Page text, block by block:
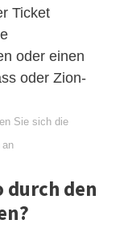
Ticket
oder einen
oder Zion-
Sie sich die
an
durch den